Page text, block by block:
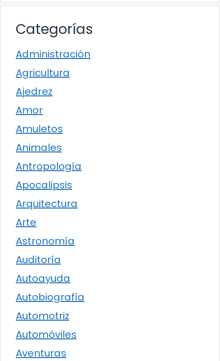
Categorías
Administración
Agricultura
Ajedrez
Amor
Amuletos
Animales
Antropología
Apocalipsis
Arquitectura
Arte
Astronomía
Auditoría
Autoayuda
Autobiografía
Automotriz
Automóviles
Aventuras